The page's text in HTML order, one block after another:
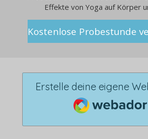
Effekte von Yoga auf Körper
Kostenlose Probestunde
Erstelle deine eigene
Webador